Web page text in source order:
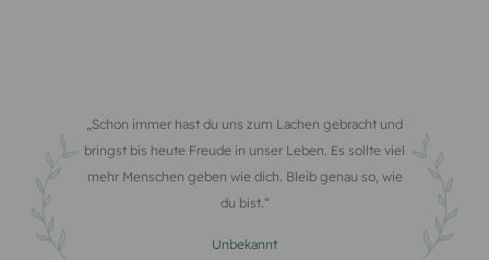
Schon immer hast du uns zum Lachen gebracht und
bringst bis heute Freude in unser Leben. Es sollte viel
mehr Menschen geben wie dich. Bleib genau so, wie
du bist.
Unbekannt